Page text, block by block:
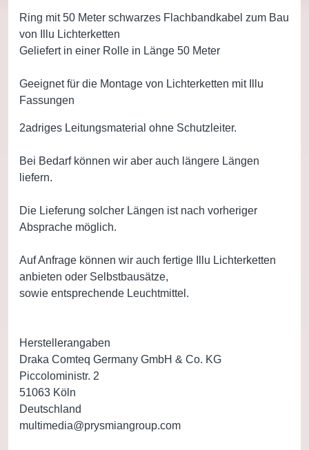
Ring mit 50 Meter schwarzes Flachbandkabel zum Bau
von Illu Lichterketten
Geliefert in einer Rolle in Länge 50 Meter
Geeignet für die Montage von Lichterketten mit Illu
Fassungen
2adriges Leitungsmaterial ohne Schutzleiter.
Bei Bedarf können wir aber auch längere Längen
liefern.
Die Lieferung solcher Längen ist nach vorheriger
Absprache möglich.
Auf Anfrage können wir auch fertige Illu Lichterketten
anbieten oder Selbstbausätze,
sowie entsprechende Leuchtmittel.
Herstellerangaben
Draka Comteq Germany GmbH & Co. KG
Piccoloministr. 2
51063 Köln
Deutschland
multimedia@prysmiangroup.com